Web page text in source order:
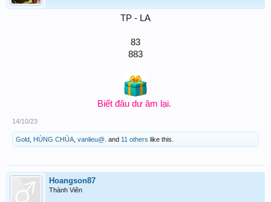
TP - LA
83
883
Biết đâu dư âm lại.
14/10/23
Gold HÙNG CHÙA vanlieu@. and 11 others like this.
Hoangson87
Thành Viên